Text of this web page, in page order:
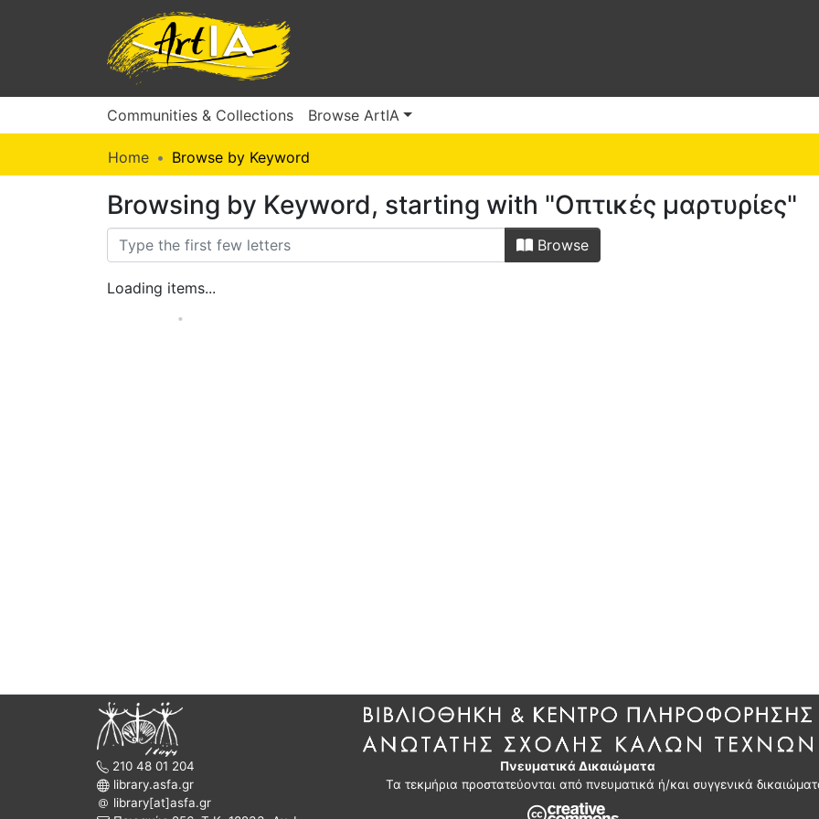
Communities & Collections Browse ArtIA
Home Browse by Keyword
Browsing by Keyword, starting with "Οπτικές μαρτυρίες"
Browse
Loading items...
210 48 01 204
library.asfa.gr
library[at]asfa.gr
Πνευματικά Δικαιώματα
Τα τεκμήρια προστατεύονται από πνευματικά ή/και συγγενικά